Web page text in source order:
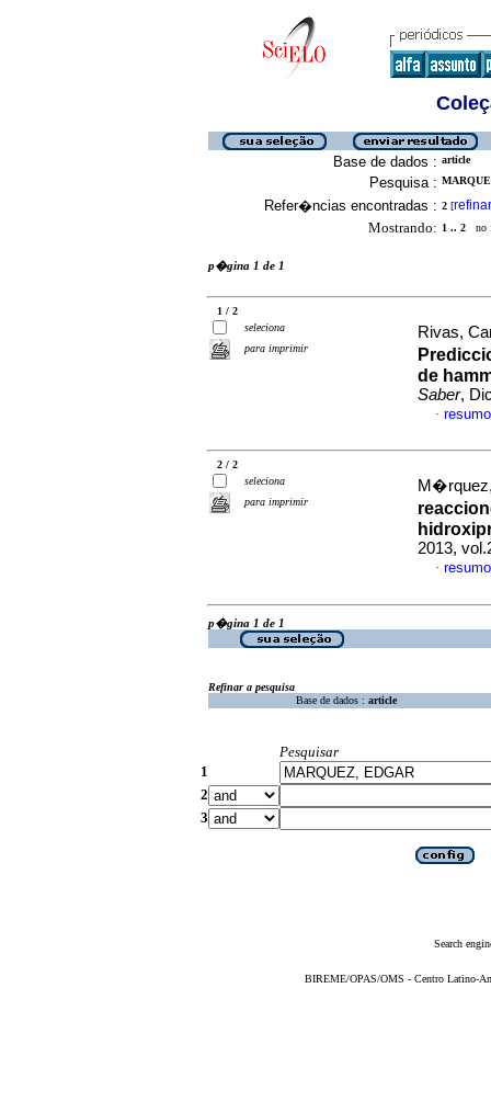
Base de dados : article
Pesquisa :
Refer�ncias encontradas : 2 [refinar
Mostrando: 1 .. 2 no
p�gina 1 de 1
1 / 2
seleciona
para imprimir
Rivas,
de
Saber,
·
2 / 2
seleciona
para imprimir
2013,
·
p�gina 1 de 1
Refinar a pesquisa
Base de dados : article
Pesquisar
1
2
3
Search
BIREME/OPAS/OMS - Centro Latino-